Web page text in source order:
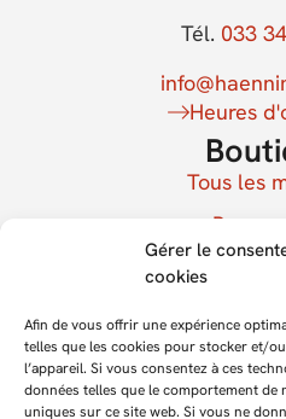
Gérer le
cookies
Afin de vous offrir une expérience
telles que les cookies pour stocker et/
l’appareil. Si vous consentez à ces
données telles que le comportement de
uniques sur ce site web. Si vous ne
Tél. 033
Heures
Tous les
Bon
S'inscrire à